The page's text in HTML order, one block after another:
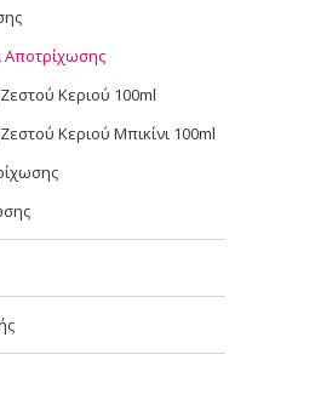
Αποτρίχωσης
Ζεστού Κεριού 100ml
Κεριού Μπικίνι 100ml